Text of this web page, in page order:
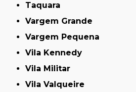
Taquara
Vargem Grande
Vargem Pequena
Vila Kennedy
Vila Militar
Vila Valqueire